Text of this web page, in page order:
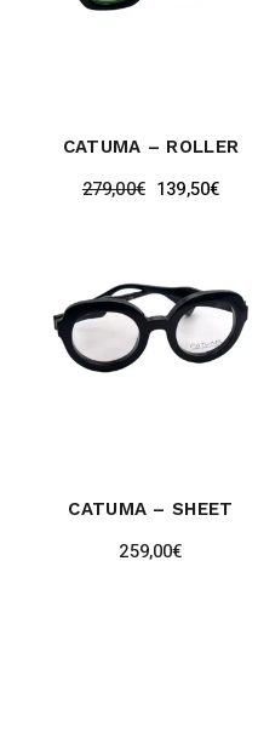
CATUMA – ROLLER
279,00€ 139,50€
CATUMA – SHEET
259,00€